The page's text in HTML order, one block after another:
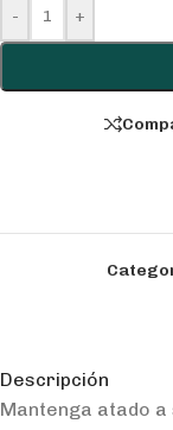
- +
Descripción
Mantenga atado